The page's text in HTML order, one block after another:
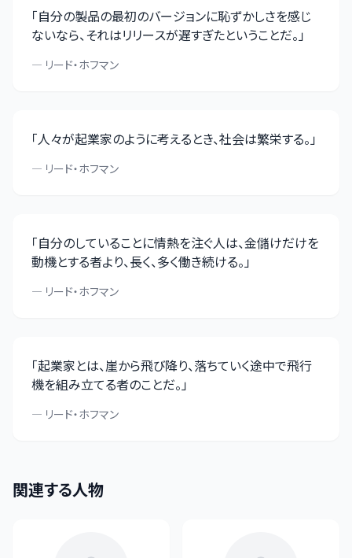
「自分の製品の最初のバージョンに恥ずかしさを感じ
ないなら、それはリリースが遅すぎたということだ。」
— リード・ホフマン
「人々が起業家のように考えるとき、社会は繁栄する。」
— リード・ホフマン
「自分のしていることに情熱を注ぐ人は、金儲けだけを
動機とする者より、長く、多く働き続ける。」
— リード・ホフマン
「起業家とは、崖から飛び降り、落ちていく途中で飛行
機を組み立てる者のことだ。」
— リード・ホフマン
関連する人物